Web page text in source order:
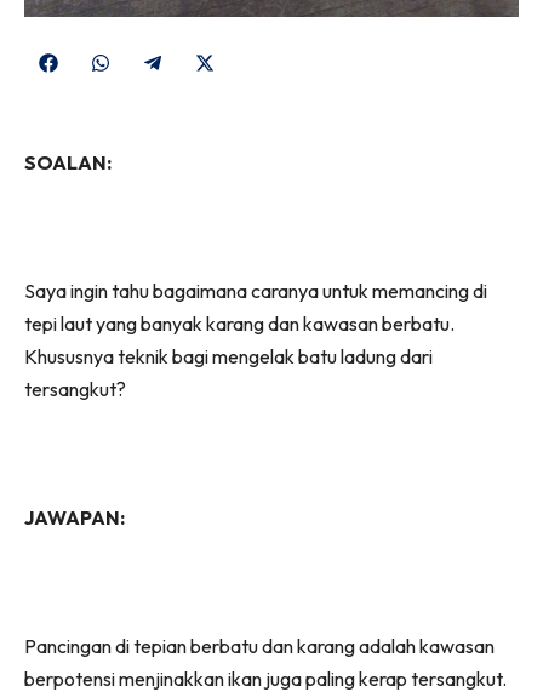
Share
Share
Share
SOALAN:
Saya ingin tahu bagaimana caranya untuk memancing di
tepi laut yang banyak karang dan kawasan berbatu.
Khususnya teknik bagi mengelak batu ladung dari
tersangkut?
JAWAPAN:
Pancingan di tepian berbatu dan karang adalah kawasan
berpotensi menjinakkan ikan juga paling kerap tersangkut.